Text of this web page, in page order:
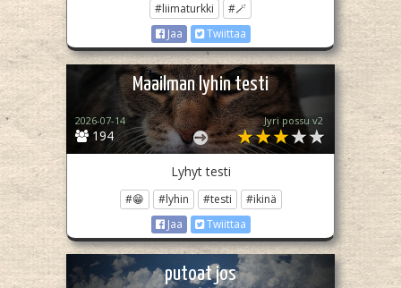
#liimaturkki
#🪄
Jaa
Twiittaa
Maailman lyhin testi
194
2026-07-14 Jyri possu v2
Lyhyt testi
#😁 #lyhin #testi
#ikinä
Jaa
Twiittaa
putoat jos